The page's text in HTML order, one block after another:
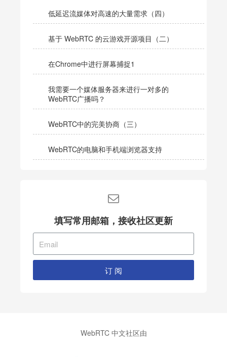
低延迟流媒体对高速的大量需求（四）
基于 WebRTC 的云游戏开源项目（二）
在Chrome中进行屏幕捕捉1
我需要一个媒体服务器来进行一对多的
WebRTC广播吗？
WebRTC中的完美协商（三）
WebRTC的电脑和手机端浏览器支持
填写常用邮箱，接收社区更新
订 阅
WebRTC 中文社区由